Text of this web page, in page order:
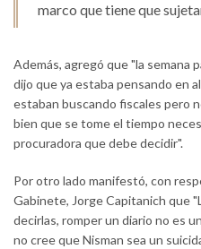
marco que tiene que
Además, agregó que "la semana
dijo que ya estaba pensando en
estaban buscando fiscales pero
bien que se tome el tiempo
procuradora que debe decidir".
Por otro lado manifestó, con
Gabinete, Jorge Capitanich que
decirlas, romper un diario no es
no cree que Nisman sea un